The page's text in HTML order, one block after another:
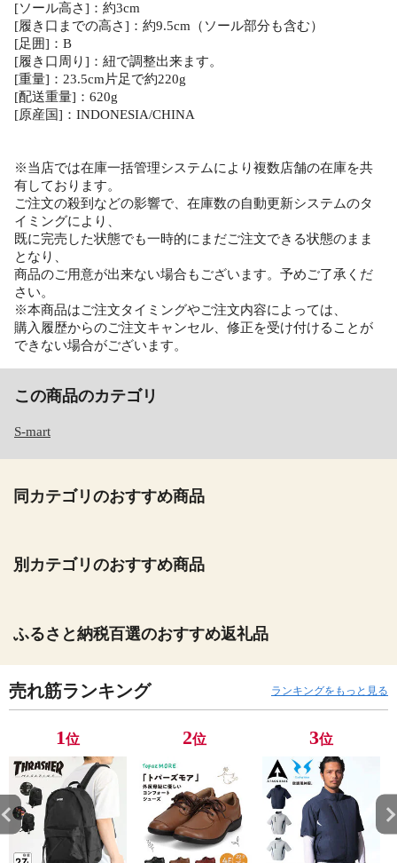
[ソール高さ]：約3cm
[履き口までの高さ]：約9.5cm（ソール部分も含む）
[足囲]：B
[履き口周り]：紐で調整出来ます。
[重量]：23.5cm片足で約220g
[配送重量]：620g
[原産国]：INDONESIA/CHINA
※当店では在庫一括管理システムにより複数店舗の在庫を共
有しております。
ご注文の殺到などの影響で、在庫数の自動更新システムのタ
イミングにより、
既に完売した状態でも一時的にまだご注文できる状態のまま
となり、
商品のご用意が出来ない場合もございます。予めご了承くだ
さい。
※本商品はご注文タイミングやご注文内容によっては、
購入履歴からのご注文キャンセル、修正を受け付けることが
できない場合がございます。
この商品のカテゴリ
S-mart
同カテゴリのおすすめ商品
別カテゴリのおすすめ商品
ふるさと納税百選のおすすめ返礼品
売れ筋ランキング ランキングをもっと見る
1位 2位 3位